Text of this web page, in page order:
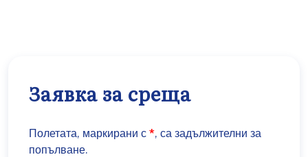
Заявка за среща
Полетата, маркирани с *, са задължителни за
попълване.